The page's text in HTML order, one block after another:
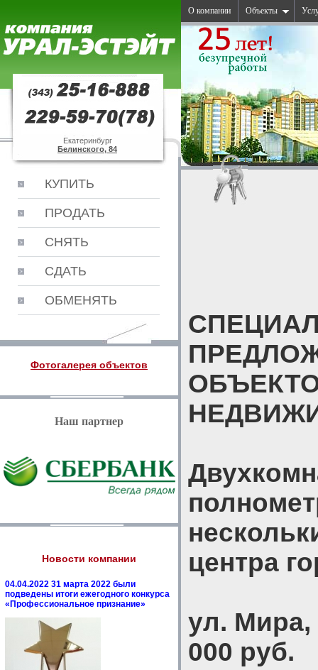
Екатеринбург
Белинского, 84
КУПИТЬ
ПРОДАТЬ
СНЯТЬ
СДАТЬ
ОБМЕНЯТЬ
Фотогалерея объектов
Наш партнер
Новости компании
04.04.2022 31 марта 2022 были
подведены итоги ежегодного конкурса
«Профессиональное признание»
О компании Объекты
центра
ул. Мира,
000 руб.